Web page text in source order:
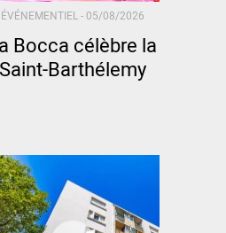
ÉVÉNEMENTIEL - 05/08/2026
Bocca célèbre la
Barthélemy